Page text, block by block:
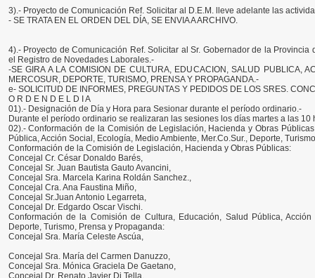
3).- Proyecto de Comunicación Ref. Solicitar al D.E.M. lleve adelante las
- SE TRATA EN EL ORDEN DEL DÍA, SE ENVIA A ARCHIVO.
4).- Proyecto de Comunicación Ref. Solicitar al Sr. Gobernador de la Provincia
el Registro de Novedades Laborales.-
-SE GIRA A LA COMISION DE CULTURA, EDUCACION, SALUD PUBLICA,
MERCOSUR, DEPORTE, TURISMO, PRENSA Y PROPAGANDA.-
e- SOLICITUD DE INFORMES, PREGUNTAS Y PEDIDOS DE LOS SRES.
O R D E N D E L D I A
01).- Designación de Día y Hora para Sesionar durante el período ordinario.-
Durante el período ordinario se realizaran las sesiones los días martes a las 10
02).- Conformación de la Comisión de Legislación, Hacienda y Obras
Pública, Acción Social, Ecología, Medio Ambiente, Mer.Co.Sur., Deporte,
Conformación de la Comisión de Legislación, Hacienda y Obras Públicas:
Concejal Cr. César Donaldo Barés,
Concejal Sr. Juan Bautista Gauto Avancini,
Concejal Sra. Marcela Karina Roldán Sanchez.,
Concejal Cra. Ana Faustina Miño,
Concejal Sr.Juan Antonio Legarreta,
Concejal Dr. Edgardo Oscar Vischi.
Conformación de la Comisión de Cultura, Educación, Salud Pública, Acción
Deporte, Turismo, Prensa y Propaganda:
Concejal Sra. María Celeste Ascúa,
Concejal Sra. María del Carmen Danuzzo,
Concejal Sra. Mónica Graciela De Gaetano,
Concejal Dr. Renato Javier Di Tella,